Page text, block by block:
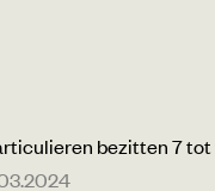
bezitten 7